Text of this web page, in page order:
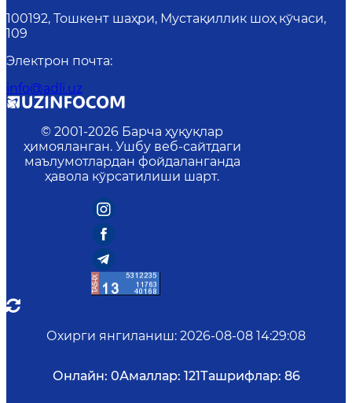
100192, Тошкент шаҳри, Мустақиллик шоҳ кўчаси,
109
Электрон почта:
info@adli.uz
© 2001-2026 Барча ҳуқуқлар
ҳимояланган. Ушбу веб-сайтдаги
маълумотлардан фойдаланганда
ҳавола кўрсатилиши шарт.
Охирги янгиланиш: 2026-08-08 14:29:08
Онлайн: 0Амаллар: 121Ташрифлар: 86